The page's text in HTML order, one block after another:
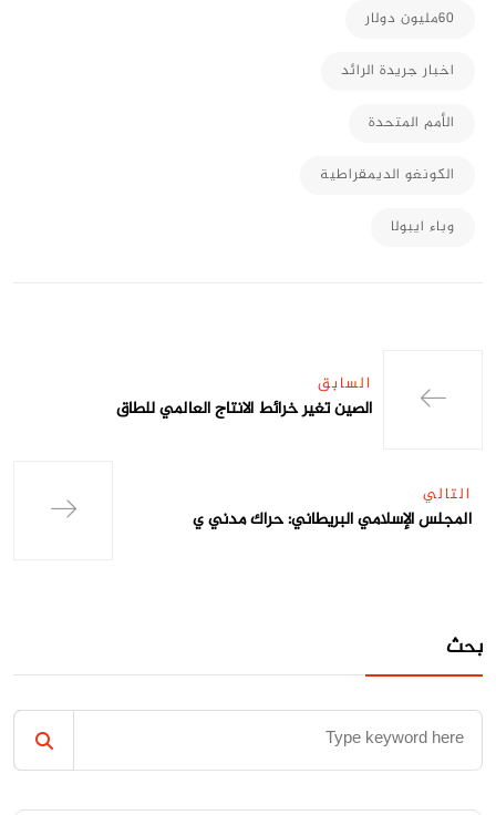
60مليون دولار
اخبار جريدة الرائد
الأمم المتحدة
الكونغو الديمقراطية
وباء ايبولا
السابق
الصين تغير خرائط الانتاج العالمي للطاق
التالي
المجلس الإسلامي البريطاني: حراك مدني ي
بحث